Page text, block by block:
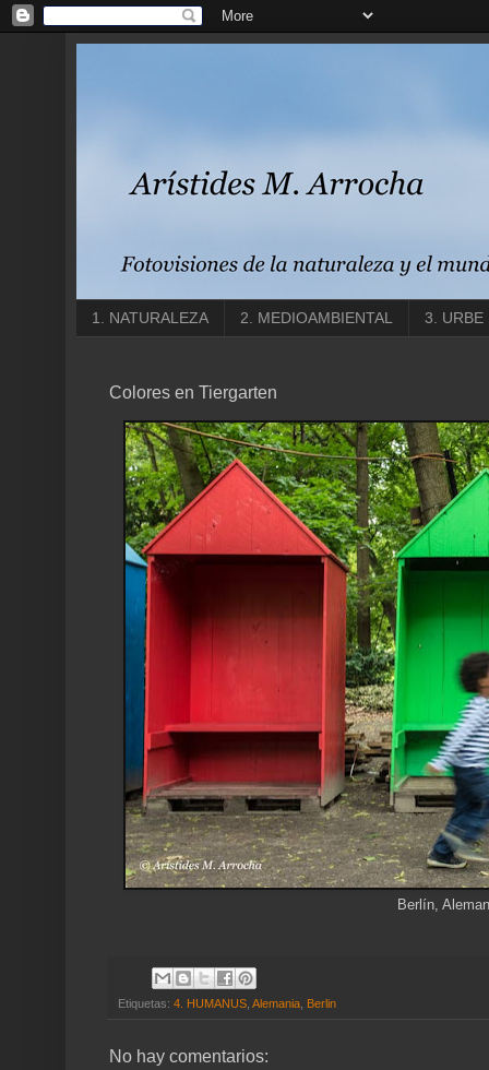
1. NATURALEZA 2. MEDIOAMBIENTAL 3. URBE
Colores en Tiergarten
Berlín,
Etiquetas: 4. HUMANUS Alemania Berlin
No hay comentarios: